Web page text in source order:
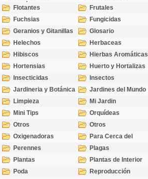
Acuáticas
Flotantes
Frutales
Fuchsias
Fungicidas
Geranios y Gitanillas
Glosario
Helechos
Herbaceas
Hibiscos
Hierbas Aromáticas
Hortensias
Huerto y Hortalizas
Insecticidas
Insectos
Jardineria y Botánica
Jardines del Mundo
Limpieza
Mi Jardin
Mini Tips
Orquídeas
Otros
Otros
Oxigenadoras
Para Cerca del
Estanque
Perennes
Plagas
Plantas
Plantas de Interior
Poda
Reproducción